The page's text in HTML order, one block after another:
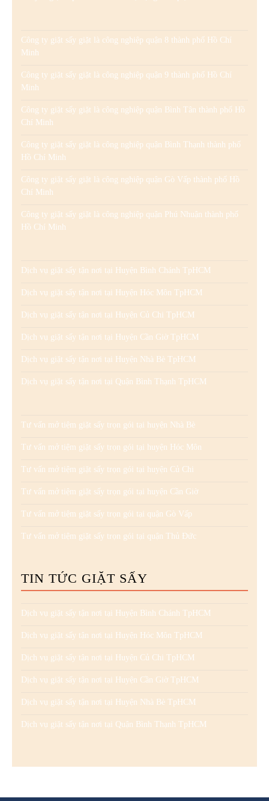
Công ty giặt sấy giặt là công nghiệp quận 8 thành phố Hồ Chí
Minh
Công ty giặt sấy giặt là công nghiệp quận 9 thành phố Hồ Chí
Minh
Công ty giặt sấy giặt là công nghiệp quận Bình Tân thành phố Hồ
Chí Minh
Công ty giặt sấy giặt là công nghiệp quận Bình Thạnh thành phố
Hồ Chí Minh
Công ty giặt sấy giặt là công nghiệp quận Gò Vấp thành phố Hồ
Chí Minh
Công ty giặt sấy giặt là công nghiệp quận Phú Nhuận thành phố
Hồ Chí Minh
Dịch vụ giặt sấy tận nơi tại Huyện Bình Chánh TpHCM
Dịch vụ giặt sấy tận nơi tại Huyện Hóc Môn TpHCM
Dịch vụ giặt sấy tận nơi tại Huyện Củ Chi TpHCM
Dịch vụ giặt sấy tận nơi tại Huyện Cần Giờ TpHCM
Dịch vụ giặt sấy tận nơi tại Huyện Nhà Bè TpHCM
Dịch vụ giặt sấy tận nơi tại Quận Bình Thạnh TpHCM
Tư vấn mở tiệm giặt sấy trọn gói tại huyện Nhà Bè
Tư vấn mở tiệm giặt sấy trọn gói tại huyện Hóc Môn
Tư vấn mở tiệm giặt sấy trọn gói tại huyện Củ Chi
Tư vấn mở tiệm giặt sấy trọn gói tại huyện Cần Giờ
Tư vấn mở tiệm giặt sấy trọn gói tại quận Gò Vấp
Tư vấn mở tiệm giặt sấy trọn gói tại quận Thủ Đức
TIN TỨC GIẶT SẤY
Dịch vụ giặt sấy tận nơi tại Huyện Bình Chánh TpHCM
Dịch vụ giặt sấy tận nơi tại Huyện Hóc Môn TpHCM
Dịch vụ giặt sấy tận nơi tại Huyện Củ Chi TpHCM
Dịch vụ giặt sấy tận nơi tại Huyện Cần Giờ TpHCM
Dịch vụ giặt sấy tận nơi tại Huyện Nhà Bè TpHCM
Dịch vụ giặt sấy tận nơi tại Quận Bình Thạnh TpHCM